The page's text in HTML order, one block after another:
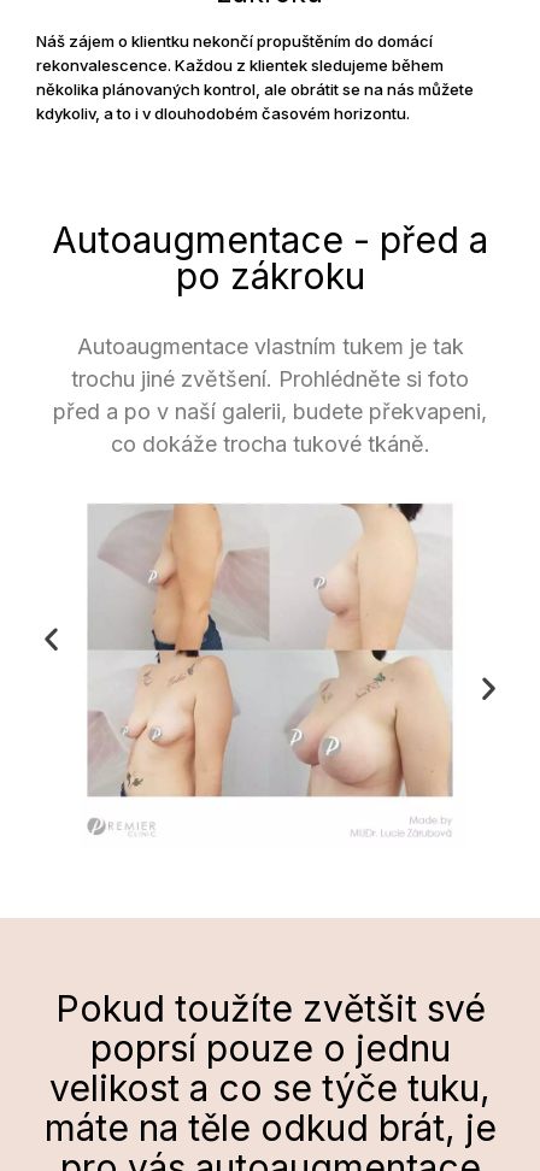
Náš zájem o klientku nekončí propuštěním do domácí
rekonvalescence. Každou z klientek sledujeme během
několika plánovaných kontrol, ale obrátit se na nás můžete
kdykoliv, a to i v dlouhodobém časovém horizontu.
Autoaugmentace - před a
po zákroku
Autoaugmentace vlastním tukem je tak
trochu jiné zvětšení. Prohlédněte si foto
před a po v naší galerii, budete překvapeni,
co dokáže trocha tukové tkáně.
Pokud toužíte zvětšit své
poprsí pouze o jednu
velikost a co se týče tuku,
máte na těle odkud brát, je